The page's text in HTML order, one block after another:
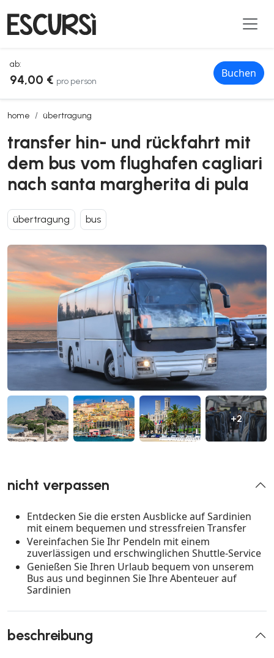
ab:
94,00 € pro person
Buchen
home übertragung
transfer hin- und rückfahrt mit dem bus vom flughafen cagliari
transfer hin- und rückfahrt mit
dem bus vom flughafen cagliari
nach santa margherita di pula
übertragung bus
+2
nicht verpassen
Entdecken Sie die ersten Ausblicke auf Sardinien
mit einem bequemen und stressfreien Transfer
Vereinfachen Sie Ihr Pendeln mit einem
zuverlässigen und erschwinglichen Shuttle-Service
Genießen Sie Ihren Urlaub bequem von unserem
Bus aus und beginnen Sie Ihre Abenteuer auf
Sardinien
beschreibung